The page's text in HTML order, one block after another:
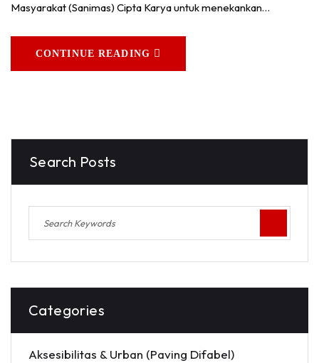
Masyarakat (Sanimas) Cipta Karya untuk menekankan…
CONTINUE READING
Search Posts
Categories
Aksesibilitas & Urban (Paving Difabel)